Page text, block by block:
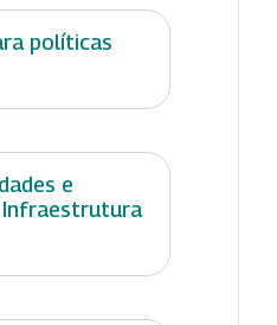
políticas
e